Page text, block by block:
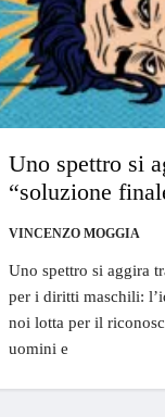
Uno spettro si
“soluzione
VINCENZO MOGGIA
Uno spettro si aggira
per i diritti maschili:
noi lotta per il
uomini e